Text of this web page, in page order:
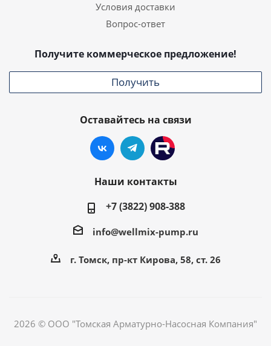
Условия доставки
Вопрос-ответ
Получите коммерческое предложение!
Получить
Оставайтесь на связи
Наши контакты
+7 (3822) 908-388
info@wellmix-pump.ru
г. Томск, пр-кт Кирова, 58, ст. 26
2026 © ООО "Томская Арматурно-Насосная Компания"